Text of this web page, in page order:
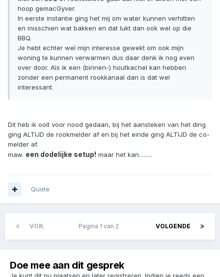
hoop gemacGyver.
In eerste instantie ging het mij om water kunnen verhitten
en misschien wat bakken en dat lukt dan ook wel op die
BBQ.
Je hebt echter wel mijn interesse gewekt om ook mijn
woning te kunnen verwarmen dus daar denk ik nog even
over door. Als ik een (binnen-) houtkachel kan hebben
zonder een permanent rookkanaal dan is dat wel
interessant.
Dit heb ik ooit voor nood gedaan, bij het aansteken van het ding
ging ALTIJD de rookmelder af en bij het einde ging ALTIJD de co-
melder af.
maw. een dodelijke setup! maar het kan.........
Quote
VOR. VOLGENDE
Pagina 1 van 2
Doe mee aan dit gesprek